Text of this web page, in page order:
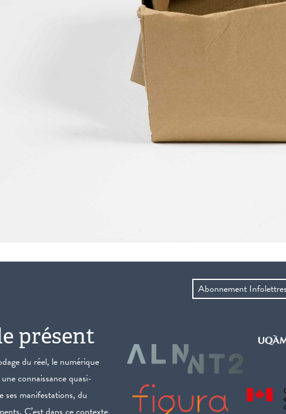
Abonnement Infolettres
présent
du réel, le numérique
connaissance quasi-
ses manifestations, du